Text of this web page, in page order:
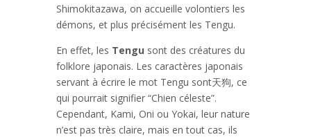
Shimokitazawa, on accueille volontiers les
démons, et plus précisément les Tengu.
En effet, les Tengu sont des créatures du
folklore japonais. Les caractères japonais
servant à écrire le mot Tengu sont天狗, ce
qui pourrait signifier “Chien céleste”.
Cependant, Kami, Oni ou Yokai, leur nature
n’est pas très claire, mais en tout cas, ils